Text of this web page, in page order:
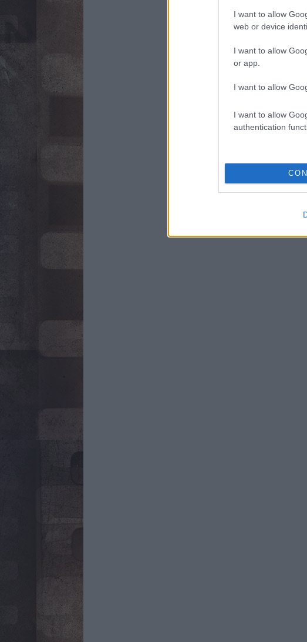
I want to allow
web or device
I want to allow
or app.
I want to allow
I want to allow
authentication